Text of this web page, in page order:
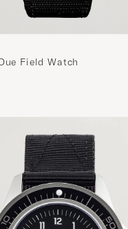
Field Watch